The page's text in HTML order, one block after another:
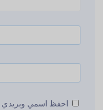
احفظ اسمي وبريدي